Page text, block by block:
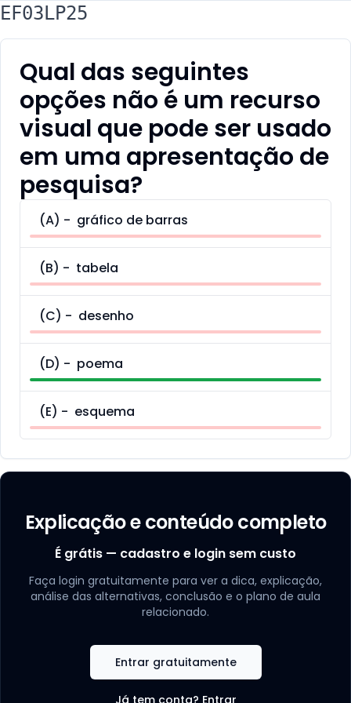
EF03LP25
Qual das seguintes
opções não é um recurso
visual que pode ser usado
em uma apresentação de
pesquisa?
(A) - gráfico de barras
(B) - tabela
(C) - desenho
(D) - poema
(E) - esquema
Explicação e conteúdo completo
É grátis — cadastro e login sem custo
Faça login gratuitamente para ver a dica, explicação,
análise das alternativas, conclusão e o plano de aula
relacionado.
Entrar gratuitamente
Já tem conta? Entrar